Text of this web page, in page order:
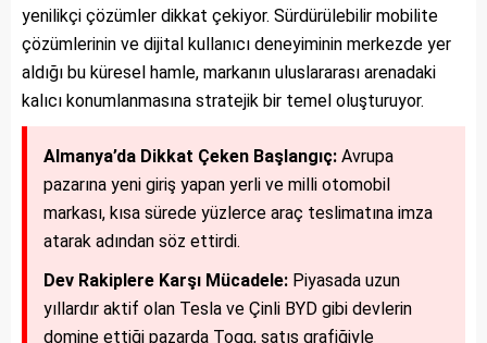
yenilikçi çözümler dikkat çekiyor. Sürdürülebilir mobilite
çözümlerinin ve dijital kullanıcı deneyiminin merkezde yer
aldığı bu küresel hamle, markanın uluslararası arenadaki
kalıcı konumlanmasına stratejik bir temel oluşturuyor.
Almanya’da Dikkat Çeken Başlangıç: Avrupa
pazarına yeni giriş yapan yerli ve milli otomobil
markası, kısa sürede yüzlerce araç teslimatına imza
atarak adından söz ettirdi.
Dev Rakiplere Karşı Mücadele: Piyasada uzun
yıllardır aktif olan Tesla ve Çinli BYD gibi devlerin
domine ettiği pazarda Togg, satış grafiğiyle